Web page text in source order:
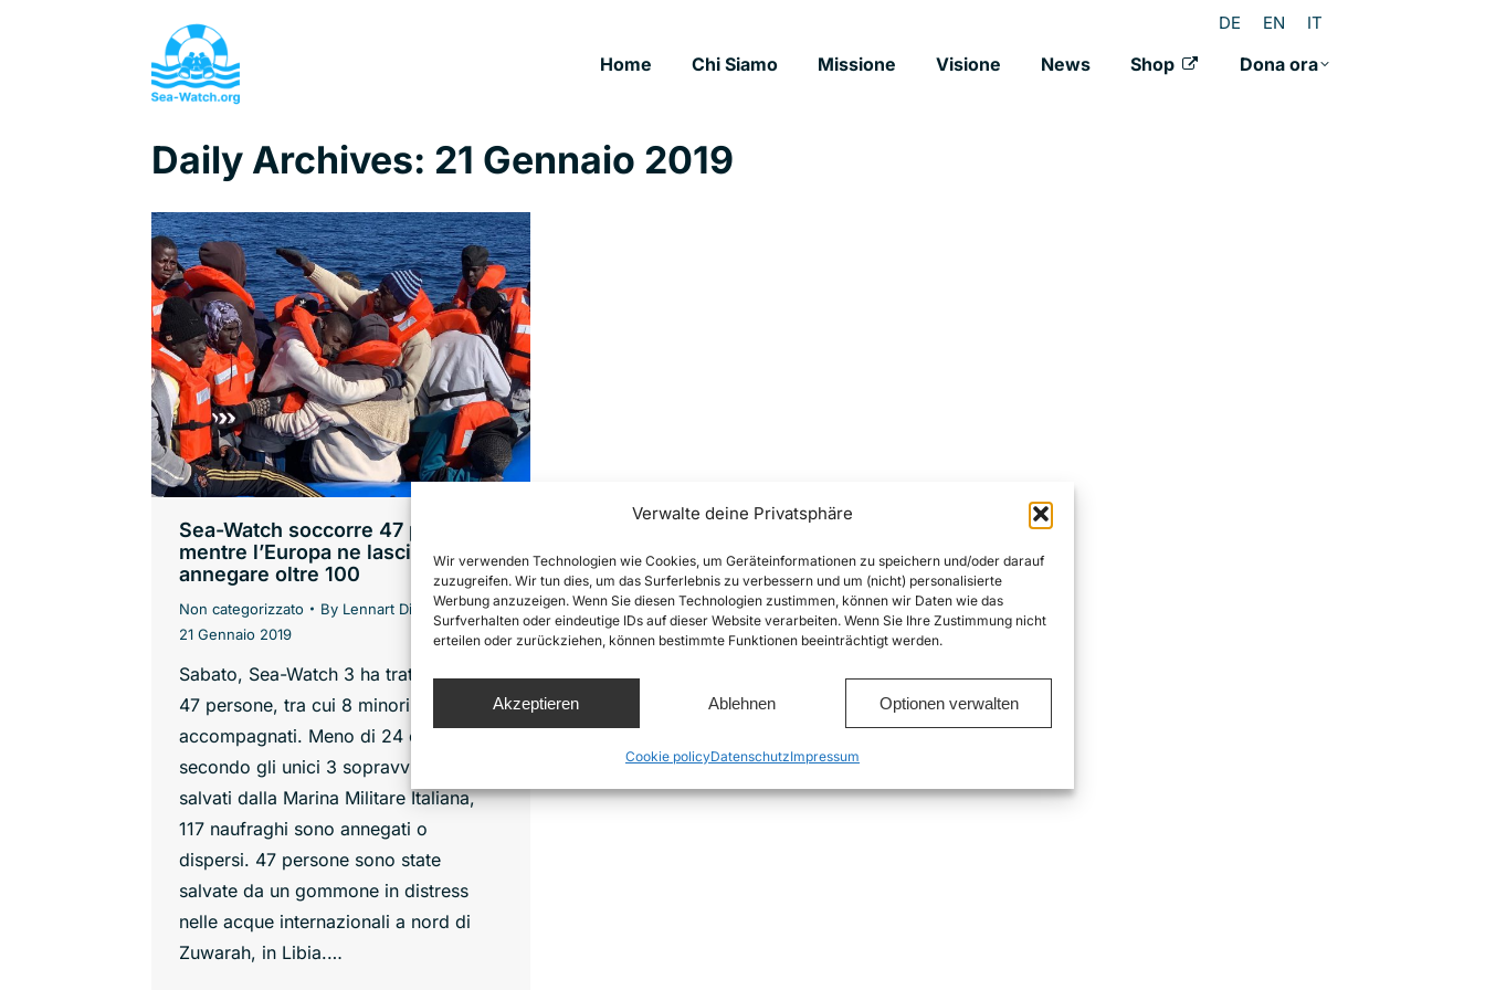
Verwalte deine Privatsphäre
Wir verwenden Technologien wie Cookies, um Geräteinformationen zu speichern und/oder darauf
zuzugreifen. Wir tun dies, um das Surferlebnis zu verbessern und um (nicht) personalisierte
Werbung anzuzeigen. Wenn Sie diesen Technologien zustimmen, können wir Daten wie das
Surfverhalten oder eindeutige IDs auf dieser Website verarbeiten. Wenn Sie Ihre Zustimmung nicht
erteilen oder zurückziehen, können bestimmte Funktionen beeinträchtigt werden.
Akzeptieren Ablehnen Optionen verwalten
Cookie policyDatenschutzImpressum
DE EN IT
Home Chi Siamo Missione Visione News Shop Dona ora
Daily Archives: 21 Gennaio 2019
Sea-Watch soccorre 47 persone
mentre l’Europa ne lascia
annegare oltre 100
Non categorizzato By Lennart Diesen
21 Gennaio 2019
Sabato, Sea-Watch 3 ha tratto in salvo
47 persone, tra cui 8 minori non
accompagnati. Meno di 24 ore prima,
secondo gli unici 3 sopravvissuti
salvati dalla Marina Militare Italiana,
117 naufraghi sono annegati o
dispersi. 47 persone sono state
salvate da un gommone in distress
nelle acque internazionali a nord di
Zuwarah, in Libia.…